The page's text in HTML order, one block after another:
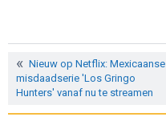
Nieuw op Netflix: Mexicaanse
misdaadserie 'Los Gringo
Hunters' vanaf nu te streamen